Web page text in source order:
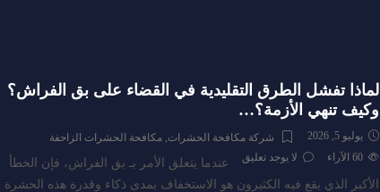
لماذا تفشل الطرق التقليدية في القضاء على بق الفراش؟
وكيف تنهي الأزمة؟…
يوليو 5, 2026 شركة مكافحة الحشرات, مكافحة الحشرات الزاحفة
لا يوجد تعليق
الآراء
عندما يتعلق الأمر بـ بق الفراش، فإن الخطأ
الأكبر الذي يقع فيه الكثيرون هو الاستخفاف بمدى ذكاء وقدرة هذه الحشرة